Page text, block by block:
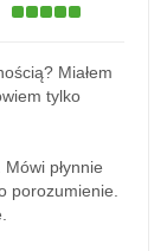
Miałem
tylko
płynnie
porozumienie.